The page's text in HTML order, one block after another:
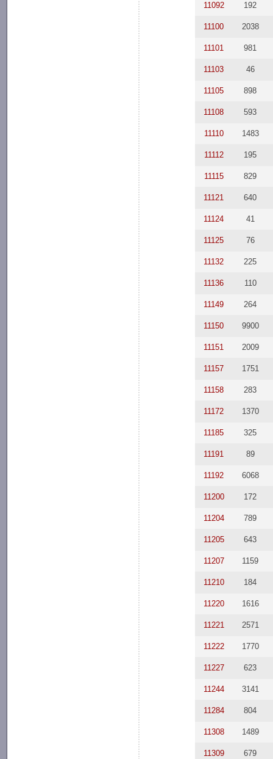
11092 192
11100 2038
11101 981
11103 46
11105 898
11108 593
11110 1483
11112 195
11115 829
11121 640
11124 41
11125 76
11132 225
11136 110
11149 264
11150 9900
11151 2009
11157 1751
11158 283
11172 1370
11185 325
11191 89
11192 6068
11200 172
11204 789
11205 643
11207 1159
11210 184
11220 1616
11221 2571
11222 1770
11227 623
11244 3141
11284 804
11308 1489
11309 679